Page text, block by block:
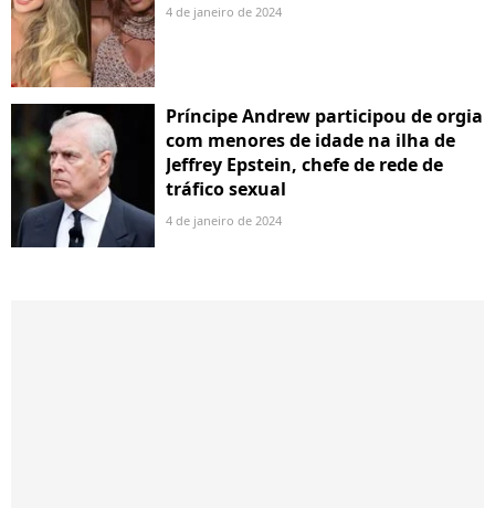
4 de janeiro de 2024
Príncipe Andrew participou de orgia
com menores de idade na ilha de
Jeffrey Epstein, chefe de rede de
tráfico sexual
4 de janeiro de 2024